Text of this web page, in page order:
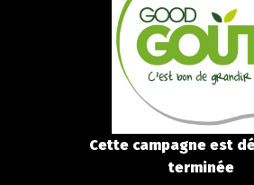
Cette campagne est
terminée